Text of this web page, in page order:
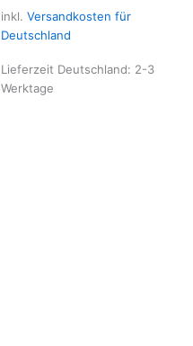
Varianten
Optionen
inkl. Versandkosten für
Deutschland
Lieferzeit Deutschland: 2-3
Werktage